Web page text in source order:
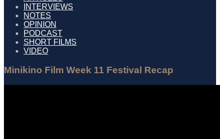
INTERVIEWS
NOTES
OPINION
PODCAST
SHORT FILMS
VIDEO
Minikino Film Week 11 Festival Recap